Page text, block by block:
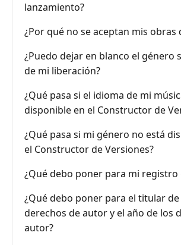
lanzamiento?
¿Por qué no se aceptan mis obras
¿Puedo dejar en blanco el género
de mi liberación?
¿Qué pasa si el idioma de mi
disponible en el Constructor de
¿Qué pasa si mi género no está
el Constructor de Versiones?
¿Qué debo poner para mi registro
¿Qué debo poner para el titular de
derechos de autor y el año de los
autor?